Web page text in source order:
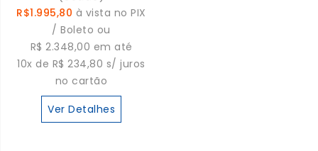
R$1.995,80 à vista no PIX
/ Boleto ou
R$ 2.348,00 em até
10x de R$ 234,80 s/ juros
no cartão
Ver Detalhes